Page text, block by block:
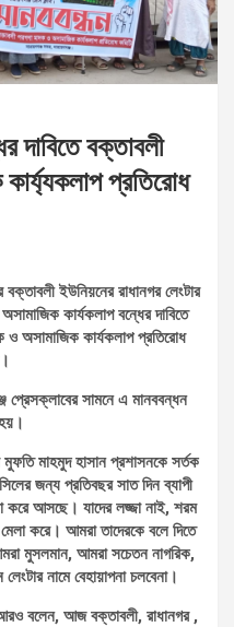
দাবিতে বক্তাবলী
প্রতিরোধ
ইউনিয়নের রাধানগর লেংটার
কার্যকলাপ বন্ধের দাবিতে
ও অসামাজিক কার্যকলাপ প্রতিরোধ
প্রেসক্লাবের সামনে এ মানববন্ধন
মুফতি মাহমুদ হাসান প্রশাসনকে সর্তক
জন্য প্রতিবছর সাত দিন ব্যাপী
করে আসছে। যাদের লজ্জা নাই, শরম
করে। আমরা তাদেরকে বলে দিতে
মুসলমান, আমরা সচেতন নাগরিক,
নামে বেহায়াপনা চলবেনা।
বলেন, আজ বক্তাবলী, রাধানগর ,